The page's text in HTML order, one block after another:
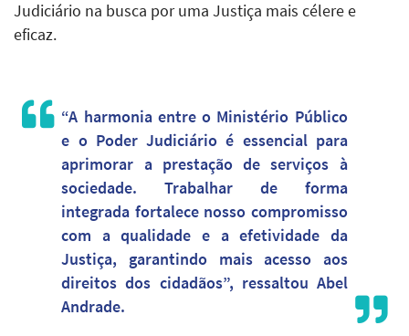
Judiciário na busca por uma Justiça mais célere e
eficaz.
“A harmonia entre o Ministério Público
e o Poder Judiciário é essencial para
aprimorar a prestação de serviços à
sociedade. Trabalhar de forma
integrada fortalece nosso compromisso
com a qualidade e a efetividade da
Justiça, garantindo mais acesso aos
direitos dos cidadãos”, ressaltou Abel
Andrade.